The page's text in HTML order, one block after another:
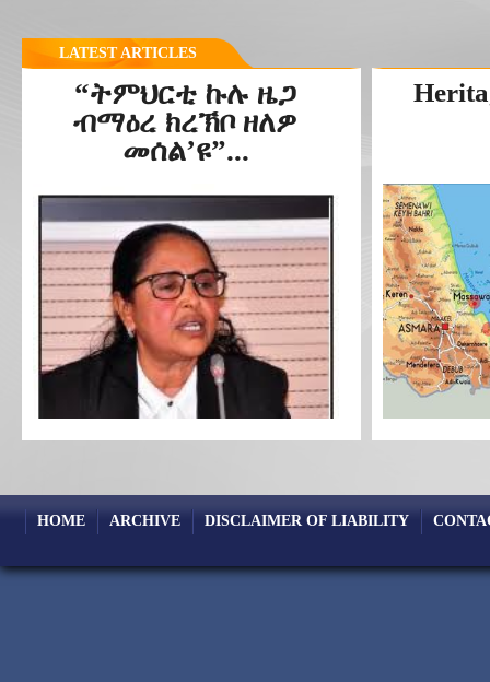
LATEST ARTICLES
“ትምህርቲ ኩሉ ዜጋ
ብማዕረ ክረኽቦ ዘለዎ
መሰል’ዩ”...
HOME ARCHIVE DISCLAIMER OF LIABILITY